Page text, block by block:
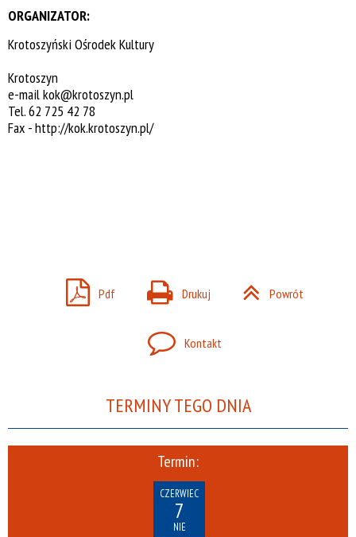
ORGANIZATOR:
Krotoszyński Ośrodek Kultury
Krotoszyn
e-mailkok@krotoszyn.pl
Tel. 62 725 42 78
Fax -http://kok.krotoszyn.pl/
Pdf Drukuj Powrót
Kontakt
TERMINY TEGO DNIA
Termin:
CZERWIEC
7
NIE